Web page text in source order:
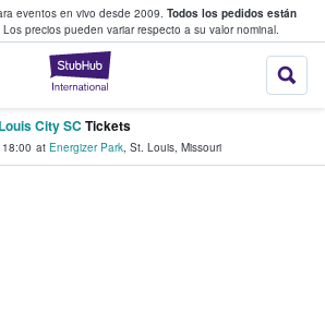
eventos en vivo desde 2009. Todos los pedidos están
Los precios pueden variar respecto a su valor nominal.
StubHub:
entre fans
City SC Tickets
18:00 at Energizer Park, St. Louis, Missouri